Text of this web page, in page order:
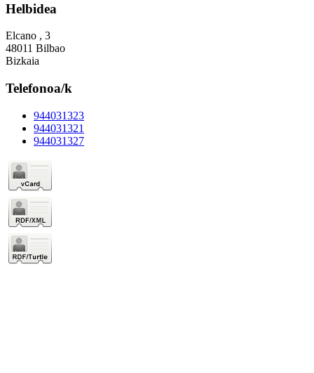
Helbidea
Elcano , 3
48011 Bilbao
Bizkaia
Telefonoa/k
944031323
944031321
944031327